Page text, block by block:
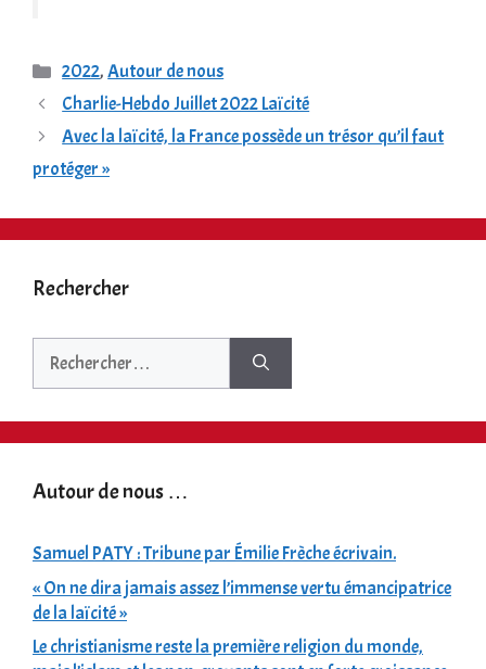
Catégories
2022,Autour de nous
Charlie-Hebdo Juillet 2022 Laïcité
Avec la laïcité, la France possède un trésor qu’il faut
protéger »
Rechercher
Rechercher :
Autour de nous …
Samuel PATY : Tribune par Émilie Frèche écrivain.
« On ne dira jamais assez l’immense vertu émancipatrice
de la laïcité »
Le christianisme reste la première religion du monde,